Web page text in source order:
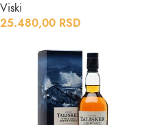
Viski
25.480,00 RSD